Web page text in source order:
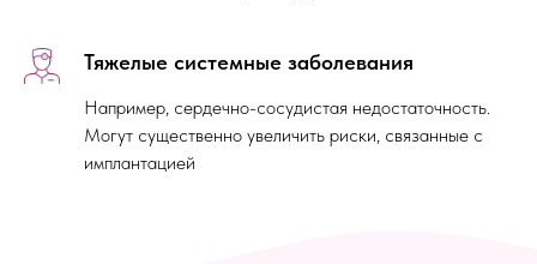
Тяжелые системные заболевания
Например, сердечно-сосудистая недостаточность.
Могут существенно увеличить риски, связанные с
имплантацией